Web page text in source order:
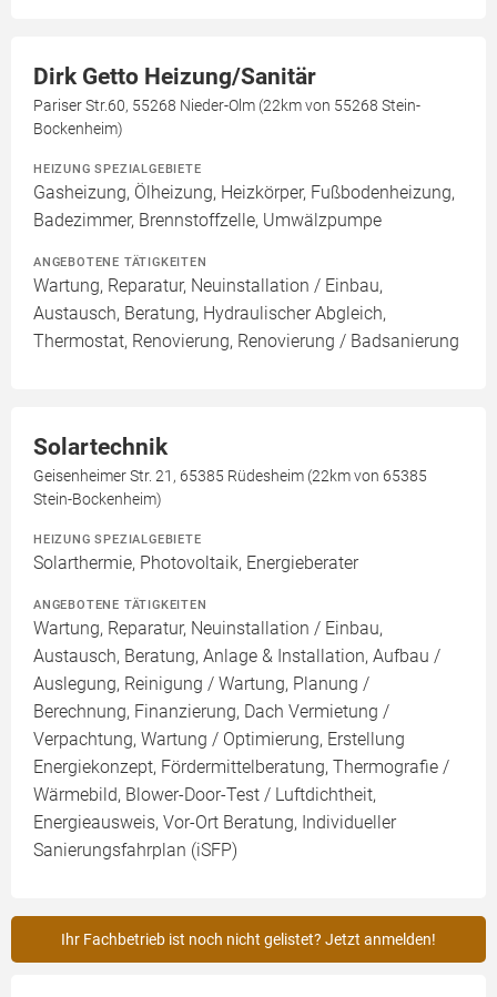
Dirk Getto Heizung/Sanitär
Pariser Str.60, 55268 Nieder-Olm (22km von 55268 Stein-
Bockenheim)
HEIZUNG SPEZIALGEBIETE
Gasheizung, Ölheizung, Heizkörper, Fußbodenheizung,
Badezimmer, Brennstoffzelle, Umwälzpumpe
ANGEBOTENE TÄTIGKEITEN
Wartung, Reparatur, Neuinstallation / Einbau,
Austausch, Beratung, Hydraulischer Abgleich,
Thermostat, Renovierung, Renovierung / Badsanierung
Solartechnik
Geisenheimer Str. 21, 65385 Rüdesheim (22km von 65385
Stein-Bockenheim)
HEIZUNG SPEZIALGEBIETE
Solarthermie, Photovoltaik, Energieberater
ANGEBOTENE TÄTIGKEITEN
Wartung, Reparatur, Neuinstallation / Einbau,
Austausch, Beratung, Anlage & Installation, Aufbau /
Auslegung, Reinigung / Wartung, Planung /
Berechnung, Finanzierung, Dach Vermietung /
Verpachtung, Wartung / Optimierung, Erstellung
Energiekonzept, Fördermittelberatung, Thermografie /
Wärmebild, Blower-Door-Test / Luftdichtheit,
Energieausweis, Vor-Ort Beratung, Individueller
Sanierungsfahrplan (iSFP)
Ihr Fachbetrieb ist noch nicht gelistet? Jetzt anmelden!